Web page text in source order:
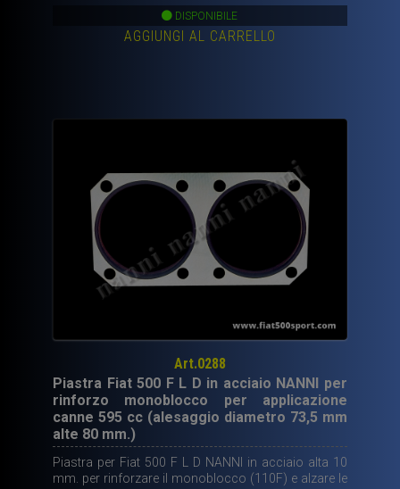
DISPONIBILE
AGGIUNGI AL CARRELLO
Art.0288
Piastra Fiat 500 F L D in acciaio NANNI per
rinforzo monoblocco per applicazione
canne 595 cc (alesaggio diametro 73,5 mm
alte 80 mm.)
Piastra per Fiat 500 F L D NANNI in acciaio alta 10
mm. per rinforzare il monoblocco (110F) e alzare le